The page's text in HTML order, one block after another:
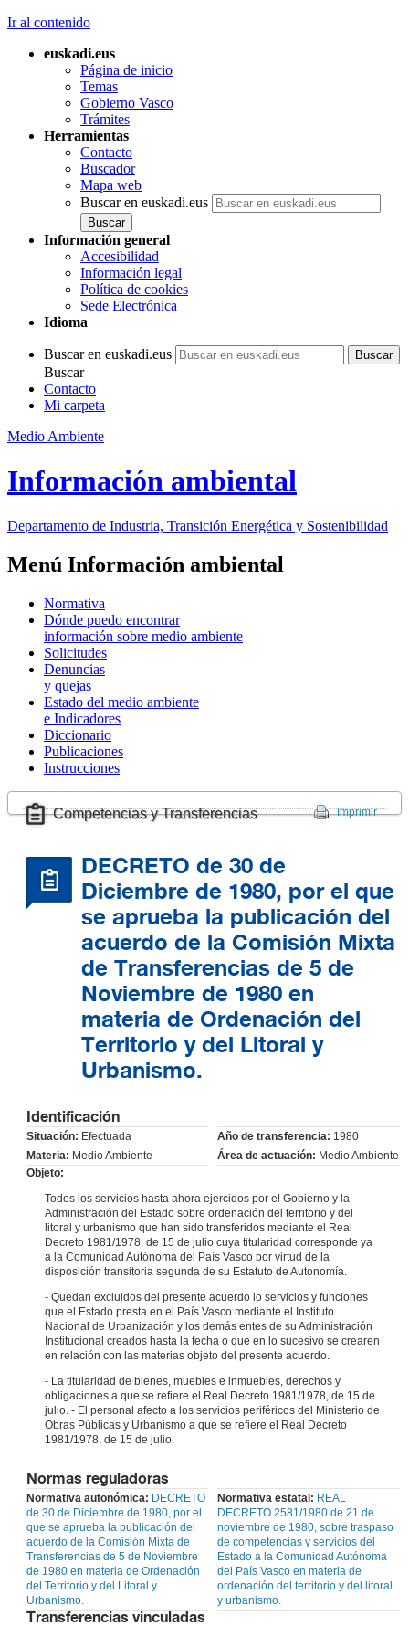
Ir al contenido
euskadi.eus
Página de inicio
Temas
Gobierno Vasco
Trámites
Herramientas
Contacto
Buscador
Mapa web
Buscar en euskadi.eus
Información general
Accesibilidad
Información legal
Política de cookies
Sede Electrónica
Idioma
Buscar en euskadi.eus
Buscar
Contacto
Mi carpeta
Medio Ambiente
Información ambiental
Departamento de Industria, Transición Energética y Sostenibilidad
Menú Información ambiental
Normativa
Dónde puedo encontrar
información sobre medio ambiente
Solicitudes
Denuncias
y quejas
Estado del medio ambiente
e Indicadores
Diccionario
Publicaciones
Instrucciones
Competencias y Transferencias Imprimir
DECRETO de 30 de
Diciembre de 1980, por el que
se aprueba la publicación del
acuerdo de la Comisión Mixta
de Transferencias de 5 de
Noviembre de 1980 en
materia de Ordenación del
Territorio y del Litoral y
Urbanismo.
Identificación
Situación: Efectuada Año de transferencia: 1980
Materia: Medio Ambiente Área de actuación: Medio Ambiente
Objeto:
Todos los servicios hasta ahora ejercidos por el Gobierno y la
Administración del Estado sobre ordenación del territorio y del
litoral y urbanismo que han sido transferidos mediante el Real
Decreto 1981/1978, de 15 de julio cuya titularidad corresponde ya
a la Comunidad Autónoma del País Vasco por virtud de la
disposición transitoria segunda de su Estatuto de Autonomía.
- Quedan excluidos del presente acuerdo lo servicios y funciones
que el Estado presta en el País Vasco mediante el Instituto
Nacional de Urbanización y los demás entes de su Administración
Institucional creados hasta la fecha o que en lo sucesivo se crearen
en relación con las materias objeto del presente acuerdo.
- La titularidad de bienes, muebles e inmuebles, derechos y
obligaciones a que se refiere el Real Decreto 1981/1978, de 15 de
julio. - El personal afecto a los servicios periféricos del Ministerio de
Obras Públicas y Urbanismo a que se refiere el Real Decreto
1981/1978, de 15 de julio.
Normas reguladoras
Normativa autonómica: DECRETO
de 30 de Diciembre de 1980, por el
que se aprueba la publicación del
acuerdo de la Comisión Mixta de
Transferencias de 5 de Noviembre
de 1980 en materia de Ordenación
del Territorio y del Litoral y
Urbanismo.
Normativa estatal: REAL
DECRETO 2581/1980 de 21 de
noviembre de 1980, sobre traspaso
de competencias y servicios del
Estado a la Comunidad Autónoma
del País Vasco en materia de
ordenación del territorio y del litoral
y urbanismo.
Transferencias vinculadas